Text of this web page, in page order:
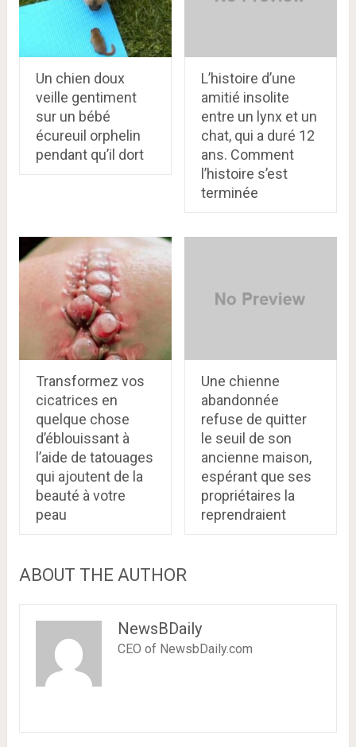
Un chien doux
veille gentiment
sur un bébé
écureuil orphelin
pendant qu’il dort
L’histoire d’une
amitié insolite
entre un lynx et un
chat, qui a duré 12
ans. Comment
l’histoire s’est
terminée
Transformez vos
cicatrices en
quelque chose
d’éblouissant à
l’aide de tatouages
​​qui ajoutent de la
beauté à votre
peau
Une chienne
abandonnée
refuse de quitter
le seuil de son
ancienne maison,
espérant que ses
propriétaires la
reprendraient
ABOUT THE AUTHOR
NewsBDaily
CEO of NewsbDaily.com